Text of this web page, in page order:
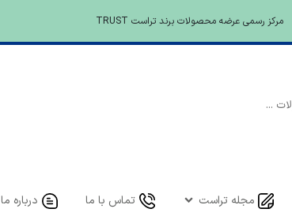
مرکز رسمی عرضه محصولات برند تراست TRUST
مجله تراست تماس با ما درباره ما